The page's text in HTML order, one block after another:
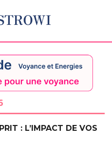
: L’IMPACT DE VOS